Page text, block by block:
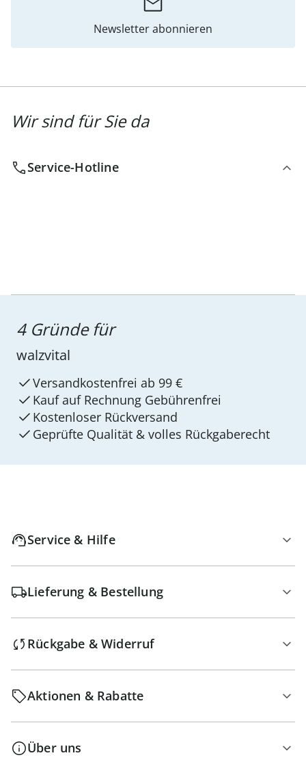
Newsletter abonnieren
Wir sind für Sie da
Service-Hotline
4 Gründe für
walzvital
Versandkostenfrei ab 99 €
Kauf auf Rechnung Gebührenfrei
Kostenloser Rückversand
Geprüfte Qualität & volles Rückgaberecht
Service & Hilfe
Lieferung & Bestellung
Rückgabe & Widerruf
Aktionen & Rabatte
Über uns